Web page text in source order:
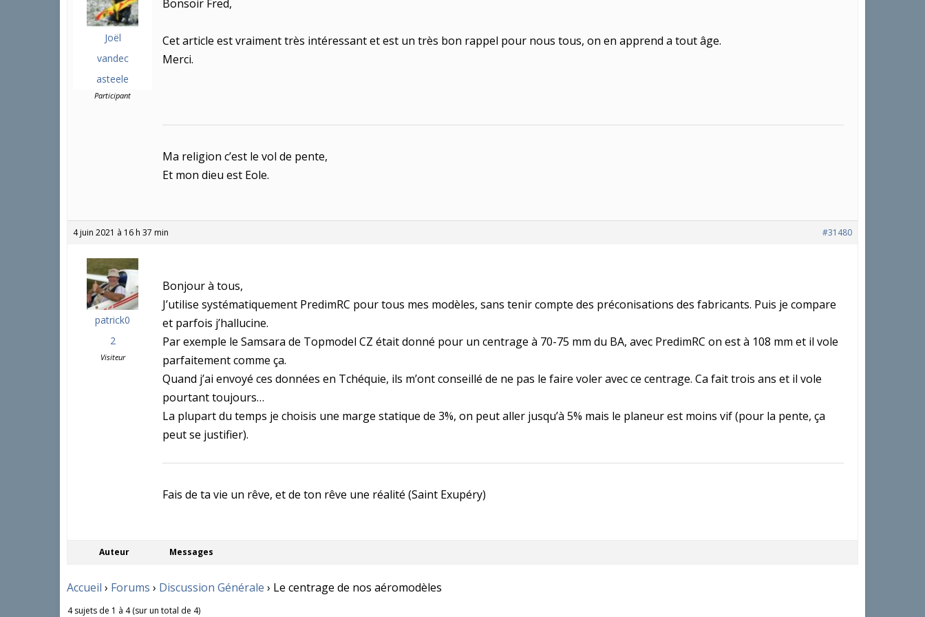
Joël
vandec
asteele
Participant
Bonsoir Fred,
Cet article est vraiment très intéressant et est un très bon rappel pour nous tous, on en apprend a tout âge.
Merci.
Ma religion c’est le vol de pente,
Et mon dieu est Eole.
4 juin 2021 à 16 h 37 min #31480
patrick0
2
Visiteur
Bonjour à tous,
J’utilise systématiquement PredimRC pour tous mes modèles, sans tenir compte des préconisations des fabricants. Puis je compare
et parfois j’hallucine.
Par exemple le Samsara de Topmodel CZ était donné pour un centrage à 70-75 mm du BA, avec PredimRC on est à 108 mm et il vole
parfaitement comme ça.
Quand j’ai envoyé ces données en Tchéquie, ils m’ont conseillé de ne pas le faire voler avec ce centrage. Ca fait trois ans et il vole
pourtant toujours…
La plupart du temps je choisis une marge statique de 3%, on peut aller jusqu’à 5% mais le planeur est moins vif (pour la pente, ça
peut se justifier).
Fais de ta vie un rêve, et de ton rêve une réalité (Saint Exupéry)
Auteur Messages
Accueil › Forums › Discussion Générale › Le centrage de nos aéromodèles
4 sujets de 1 à 4 (sur un total de 4)